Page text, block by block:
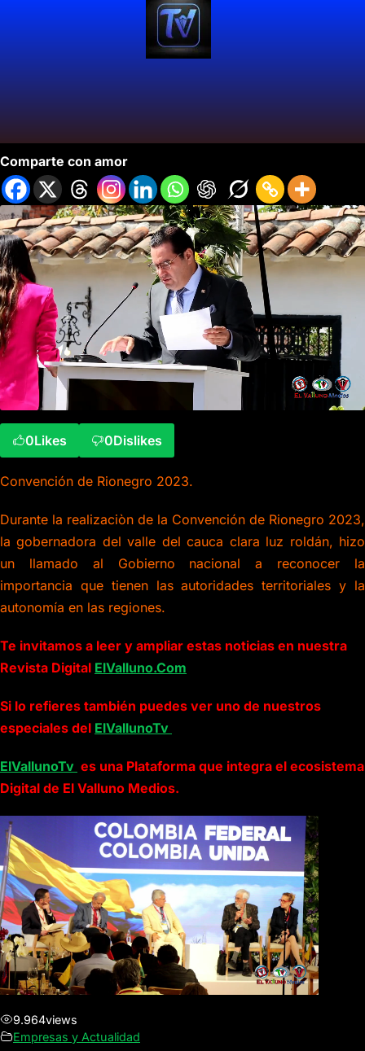
Comparte con amor
0Likes 0Dislikes
Convención de Rionegro 2023.
Durante la realizaciòn de la Convención de Rionegro 2023,
la gobernadora del valle del cauca clara luz roldán, hizo
un llamado al Gobierno nacional a reconocer la
importancia que tienen las autoridades territoriales y la
autonomía en las regiones.
Te invitamos a leer y ampliar estas noticias en nuestra
Revista Digital ElValluno.Com
Si lo refieres también puedes ver uno de nuestros
especiales del ElVallunoTv
ElVallunoTv es una Plataforma que integra el ecosistema
Digital de El Valluno Medios.
9.964views
Empresas y Actualidad